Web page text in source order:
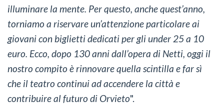
illuminare la mente. Per questo, anche quest’anno,
torniamo a riservare un’attenzione particolare ai
giovani con biglietti dedicati per gli under 25 a 10
euro. Ecco, dopo 130 anni dall’opera di Netti, oggi il
nostro compito è rinnovare quella scintilla e far sì
che il teatro continui ad accendere la città e
contribuire al futuro di Orvieto".